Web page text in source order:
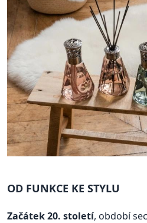
OD FUNKCE KE STYLU
Začátek 20. století, období